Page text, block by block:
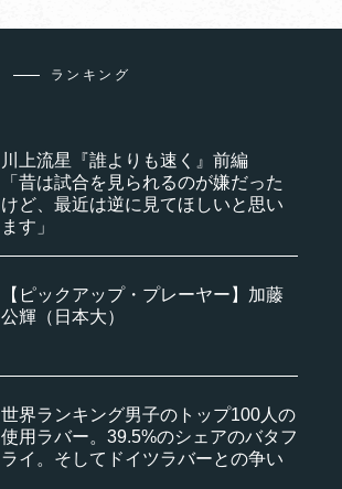
ランキング
川上流星『誰よりも速く』前編
「昔は試合を見られるのが嫌だった
けど、最近は逆に見てほしいと思い
ます」
【ピックアップ・プレーヤー】加藤
公輝（日本大）
世界ランキング男子のトップ100人の
使用ラバー。39.5%のシェアのバタフ
ライ。そしてドイツラバーとの争い